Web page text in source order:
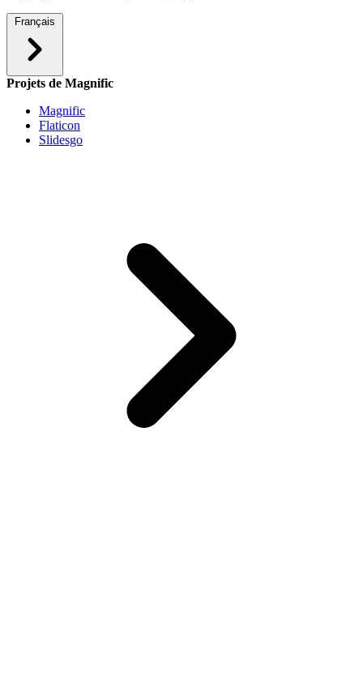
Français
Projets de Magnific
Magnific
Flaticon
Slidesgo